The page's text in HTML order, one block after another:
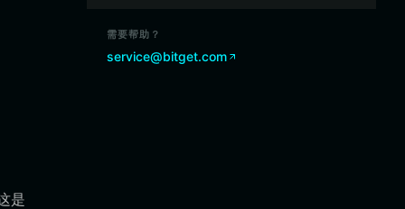
是
需要帮助？
service@bitget.com